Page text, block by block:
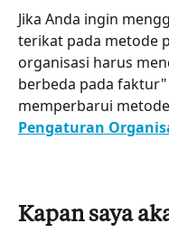
Jika Anda ingin
terikat pada metode
organisasi harus
berbeda pada
memperbarui
Pengaturan
Kapan saya